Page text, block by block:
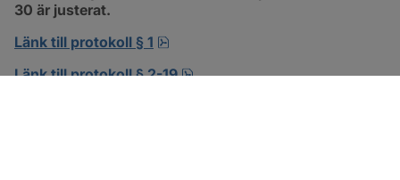
30 är justerat.
Länk till protokoll § 1
Länk till protokoll § 2-19
pdf, 302.8 kB, öppnas i nytt